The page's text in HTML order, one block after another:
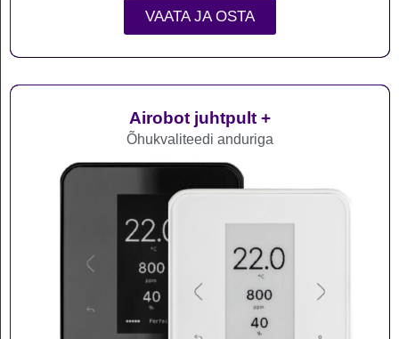
VAATA JA OSTA
Airobot juhtpult +
Õhukvaliteedi anduriga